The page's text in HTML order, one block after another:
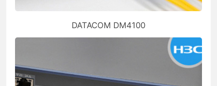
DATACOM DM4100